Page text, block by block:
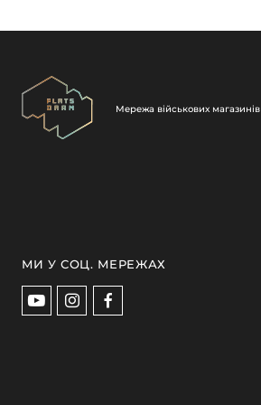
Мережа військових магазинів
МИ У СОЦ. МЕРЕЖАХ